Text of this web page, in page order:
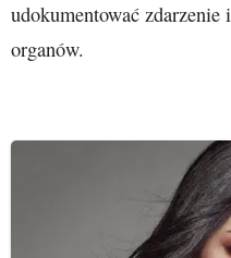
udokumentować
organów.